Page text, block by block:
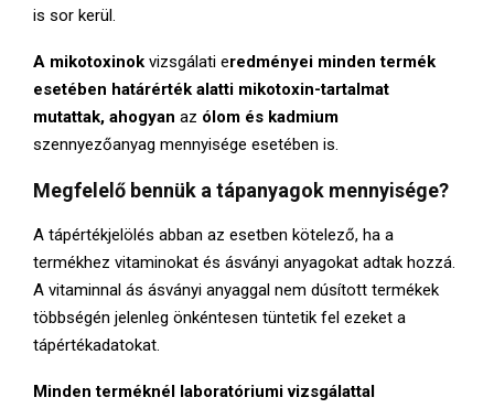
is sor kerül.
A mikotoxinok vizsgálati eredményei minden termék
esetében határérték alatti mikotoxin-tartalmat
mutattak, ahogyan az ólom és kadmium
szennyezőanyag mennyisége esetében is.
Megfelelő bennük a tápanyagok mennyisége?
A tápértékjelölés abban az esetben kötelező, ha a
termékhez vitaminokat és ásványi anyagokat adtak hozzá.
A vitaminnal ás ásványi anyaggal nem dúsított termékek
többségén jelenleg önkéntesen tüntetik fel ezeket a
tápértékadatokat.
Minden terméknél laboratóriumi vizsgálattal